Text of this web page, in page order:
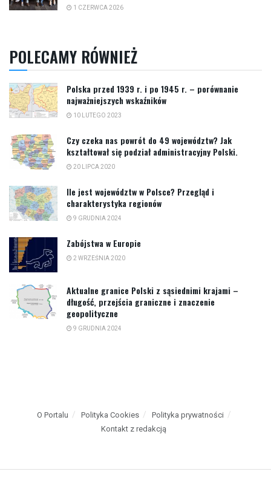
1 CZERWCA 2026
POLECAMY RÓWNIEŻ
Polska przed 1939 r. i po 1945 r. – porównanie
najważniejszych wskaźników
10 LUTEGO 2023
Czy czeka nas powrót do 49 województw? Jak
kształtował się podział administracyjny Polski.
20 LIPCA 2020
Ile jest województw w Polsce? Przegląd i
charakterystyka regionów
9 GRUDNIA 2024
Zabójstwa w Europie
2 WRZEŚNIA 2020
Aktualne granice Polski z sąsiednimi krajami –
długość, przejścia graniczne i znaczenie
geopolityczne
9 GRUDNIA 2024
O Portalu Polityka Cookies
Polityka prywatności
Kontakt z redakcją